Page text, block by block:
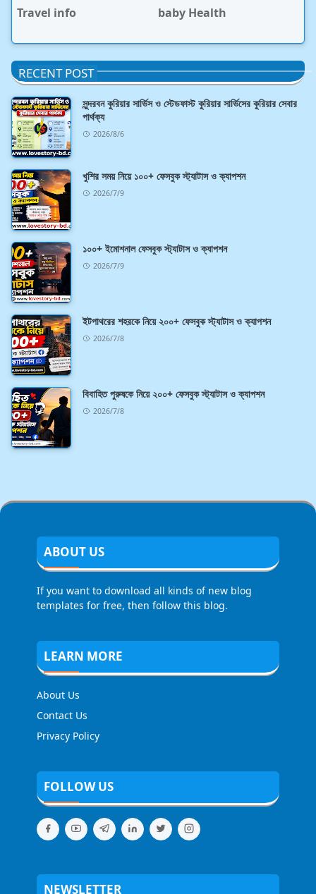
Travel info
baby Health
RECENT POST
সুন্দরবন কুরিয়ার সার্ভিস ও স্টেডফাস্ট কুরিয়ার সার্ভিসের কুরিয়ার সেবার
পার্থক্য
2026/8/6
খুশির সময় নিয়ে ১০০+ ফেসবুক স্ট্যাটাস ও ক্যাপশন
2026/7/9
১০০+ ইমোশনাল ফেসবুক স্ট্যাটাস ও ক্যাপশন
2026/7/9
ইটপাথরের শহরকে নিয়ে ২০০+ ফেসবুক স্ট্যাটাস ও ক্যাপশন
2026/7/8
বিবাহিত পুরুষকে নিয়ে ২০০+ ফেসবুক স্ট্যাটাস ও ক্যাপশন
2026/7/8
ABOUT US
If you want to download all kinds of new blog
templates for free, then follow this blog.
LEARN MORE
About Us
Contact Us
Privacy Policy
FOLLOW US
NEWSLETTER